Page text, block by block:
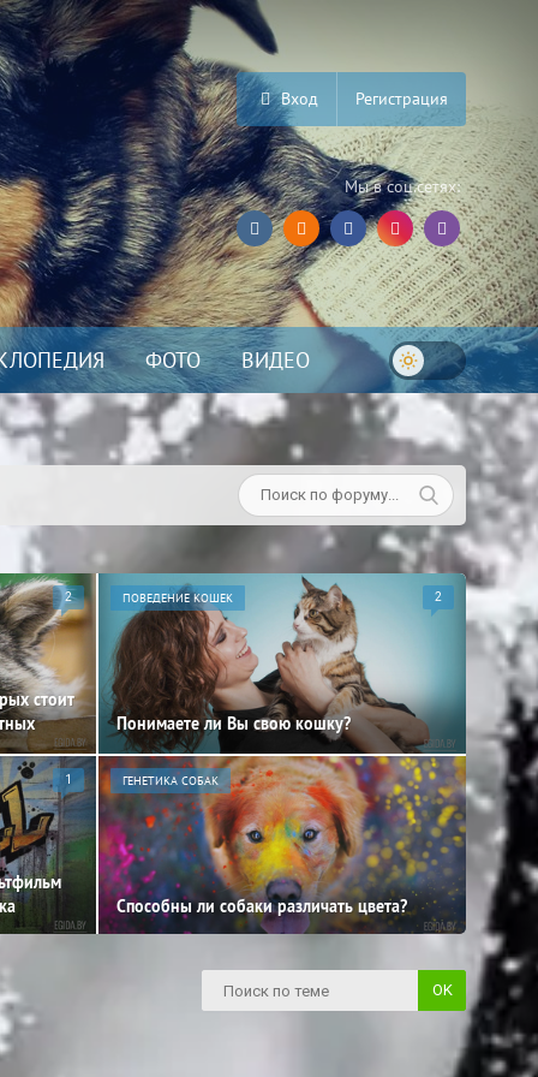
Вход Регистрация
Мы в соц.сетях:
ФОТО ВИДЕО
2
стоит
ПОВЕДЕНИЕ КОШЕК 2
Понимаете ли Вы свою кошку?
1 ГЕНЕТИКА СОБАК
Способны ли собаки различать цвета?